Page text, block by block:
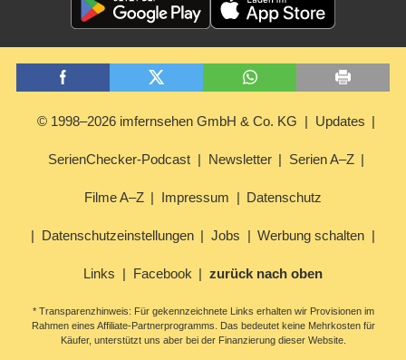
© 1998–2026 imfernsehen GmbH & Co. KG Updates
SerienChecker-Podcast Newsletter Serien A–Z
Filme A–Z Impressum Datenschutz
Datenschutzeinstellungen Jobs Werbung schalten
Links Facebook zurück nach oben
* Transparenzhinweis: Für gekennzeichnete Links erhalten wir Provisionen im
Rahmen eines Affiliate-Partnerprogramms. Das bedeutet keine Mehrkosten für
Käufer, unterstützt uns aber bei der Finanzierung dieser Website.